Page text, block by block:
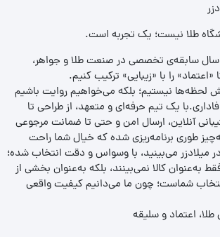
طلا نیست؛ یک تجربه‌ است.
از سال‌ها پیش، با ۱۴ سال سابقه‌ی تخصصی در صنعت طلا و جواهر،
«اعتماد» را با «زیبایی» ترکیب کنیم.
لحظه‌ها نیستیم؛ بلکه می‌خواهیم روایت باشیم
یک تیم حرفه‌ای و متعهد، از طراحی تا
آنلاین، ارسال امن و حتی تا ضمانت مرجوعی
طوری برنامه‌ریزی شده که خیال شما راحت
میلادزر می‌بینید، با وسواس و دقت انتخاب شده؛
به‌عنوان کالا نمی‌بینند، بلکه به‌عنوان بخشی از
شماست؛ چون ما می‌دانیم کیفیت واقعی
اعتماد و سلیقه